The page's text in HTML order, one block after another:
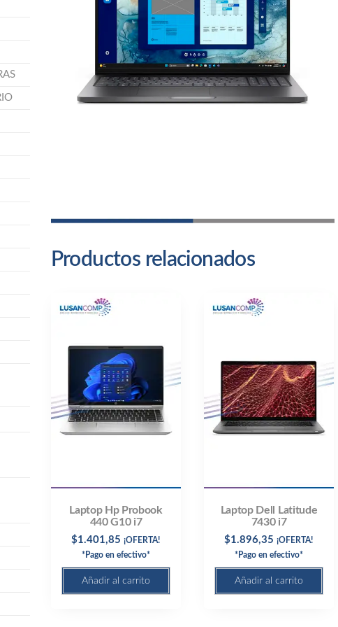
Productos relacionados
Laptop Hp Probook
440 G10 i7
$1.401,85 ¡OFERTA!
*Pago en efectivo*
Añadir al carrito
Laptop Dell Latitude
7430 i7
$1.896,35 ¡OFERTA!
*Pago en efectivo*
Añadir al carrito